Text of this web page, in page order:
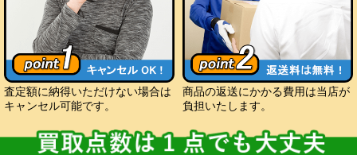
査定額に納得いただけない場合は
キャンセル可能です。
商品の返送にかかる費用は当店が
負担いたします。